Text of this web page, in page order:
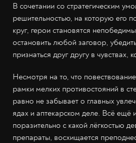
В сочетании со стратегическим
решительностью, на которую его
круг, герои становятся
остановить любой заговор,
признаться друг другу в чувствах,
Несмотря на то, что
рамки мелких противостояний в
равно не забывает о главных
ядах и аптекарском деле. Всё ещё
поразительно с какой лёгкостью
препараты, восхищается